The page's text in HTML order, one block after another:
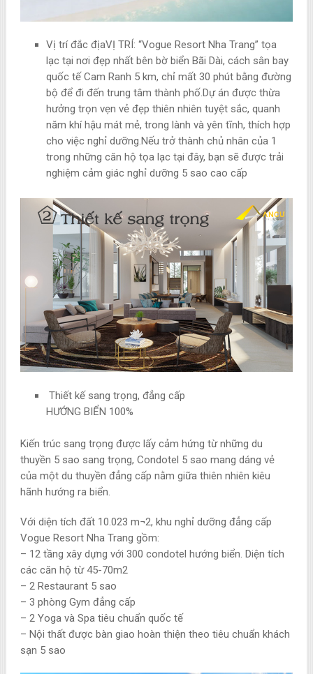
Vị trí đắc địaVỊ TRÍ: “Vogue Resort Nha Trang” tọa
lạc tại nơi đẹp nhất bên bờ biển Bãi Dài, cách sân bay
quốc tế Cam Ranh 5 km, chỉ mất 30 phút bằng đường
bộ để đi đến trung tâm thành phố.Dự án được thừa
hưởng trọn vẹn vẻ đẹp thiên nhiên tuyệt sắc, quanh
năm khí hậu mát mẻ, trong lành và yên tĩnh, thích hợp
cho việc nghỉ dưỡng.Nếu trở thành chủ nhân của 1
trong những căn hộ tọa lạc tại đây, bạn sẽ được trải
nghiệm cảm giác nghỉ dưỡng 5 sao cao cấp
Thiết kế sang trọng, đẳng cấp
HƯỚNG BIỂN 100%
Kiến trúc sang trọng được lấy cảm hứng từ những du
thuyền 5 sao sang trọng, Condotel 5 sao mang dáng vẻ
của một du thuyền đẳng cấp nằm giữa thiên nhiên kiêu
hãnh hướng ra biển.
Với diện tích đất 10.023 m¬2, khu nghỉ dưỡng đẳng cấp
Vogue Resort Nha Trang gồm:
– 12 tầng xây dựng với 300 condotel hướng biển. Diện tích
các căn hộ từ 45-70m2
– 2 Restaurant 5 sao
– 3 phòng Gym đẳng cấp
– 2 Yoga và Spa tiêu chuẩn quốc tế
– Nội thất được bàn giao hoàn thiện theo tiêu chuẩn khách
sạn 5 sao